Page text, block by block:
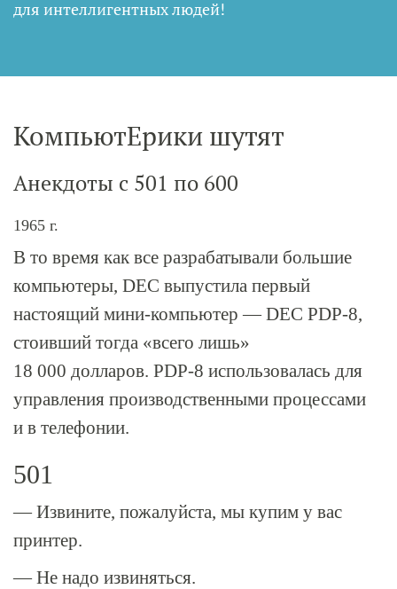
для интеллигентных людей!
КомпьютЕрики шутят
Анекдоты с 501 по 600
1965 г.
В то время как все разрабатывали большие
компьютеры, DEC выпустила первый
настоящий мини-компьютер — DEC PDP-8,
стоивший тогда «всего лишь»
18 000 долларов. PDP-8 использовалась для
управления производственными процессами
и в телефонии.
501
— Извините, пожалуйста, мы купим у вас
принтер.
— Не надо извиняться.